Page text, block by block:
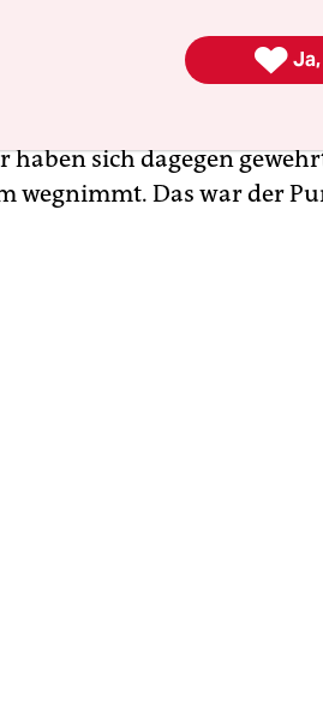
dort haben sich meines
gewandt, sondern sie
haben sich dagegen
wegnimmt. Das war der
